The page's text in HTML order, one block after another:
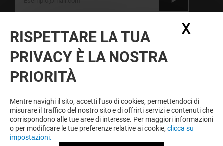
personali per l'invio della newsletter
A ESSERE FEDELE VINCI SEMPRE
Diventa membro di IO & IL LEONE per approfittare
tutto l'anno di vantaggi, offerte e servizi esclusivi a
Condizioni d'utilizzoNote legali
RISPETTARE LA TUA
PRIVACY È LA NOSTRA
PRIORITÀ
Mentre navighi il sito, accetti l'uso di cookies, permettendoci di
misurare il traffico del nostro sito e di offrirti servizi e contenuti che
corrispondono alle tue aree di interesse. Per maggiori informazioni
o per modificare le tue preferenze relative ai cookie, clicca su
impostazioni.
X